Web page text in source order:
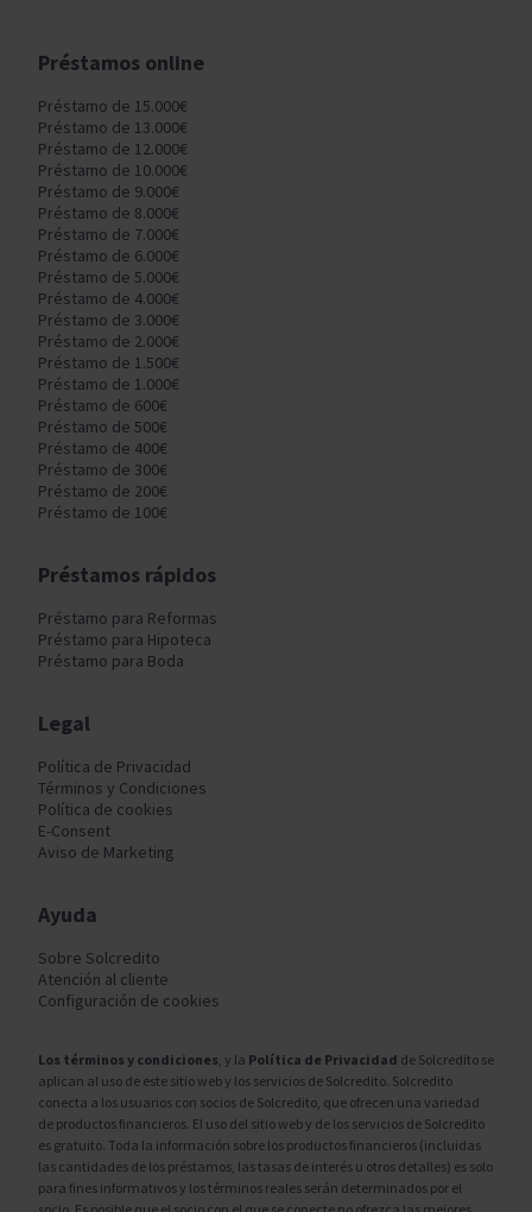
Préstamos online
Préstamo de 15.000€
Préstamo de 13.000€
Préstamo de 12.000€
Préstamo de 10.000€
Préstamo de 9.000€
Préstamo de 8.000€
Préstamo de 7.000€
Préstamo de 6.000€
Préstamo de 5.000€
Préstamo de 4.000€
Préstamo de 3.000€
Préstamo de 2.000€
Préstamo de 1.500€
Préstamo de 1.000€
Préstamo de 600€
Préstamo de 500€
Préstamo de 400€
Préstamo de 300€
Préstamo de 200€
Préstamo de 100€
Préstamos rápidos
Préstamo para Reformas
Préstamo para Hipoteca
Préstamo para Boda
Legal
Política de Privacidad
Términos y Condiciones
Política de cookies
E-Consent
Aviso de Marketing
Ayuda
Sobre Solcredito
Atención al cliente
Configuración de cookies
Los términos y condiciones , y la Política de Privacidad de Solcredito se
aplican al uso de este sitio web y los servicios de Solcredito. Solcredito
conecta a los usuarios con socios de Solcredito, que ofrecen una variedad
de productos financieros. El uso del sitio web y de los servicios de Solcredito
es gratuito. Toda la información sobre los productos financieros (incluidas
las cantidades de los préstamos, las tasas de interés u otros detalles) es solo
para fines informativos y los términos reales serán determinados por el